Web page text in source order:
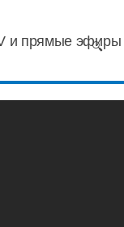
и прямые эфиры